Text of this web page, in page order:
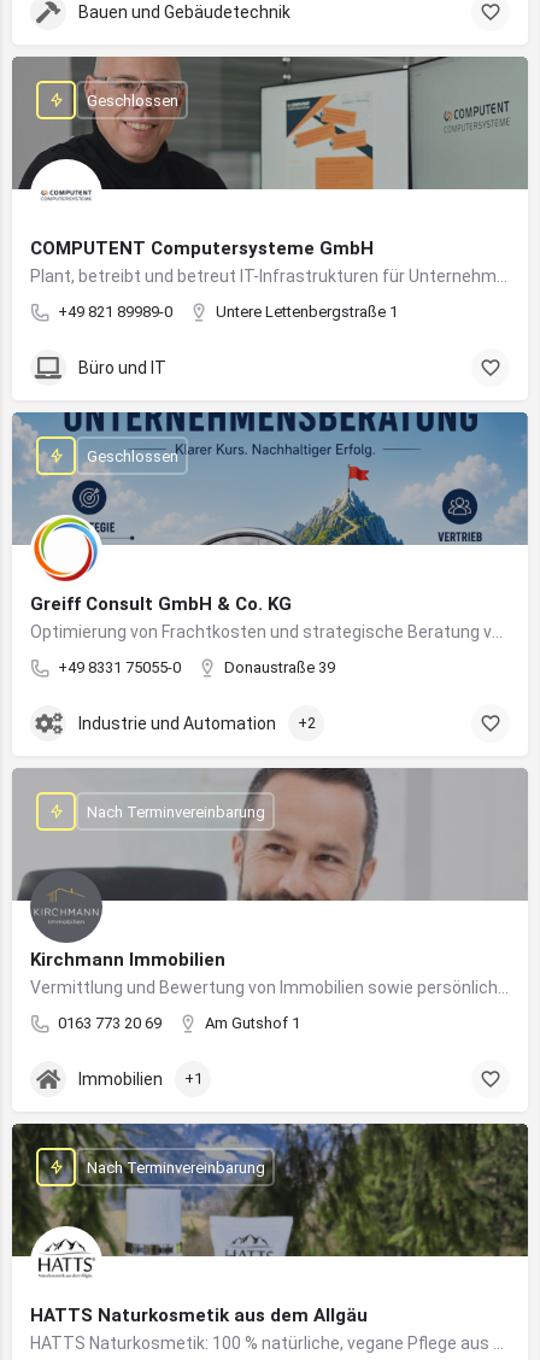
Bauen und Gebäudetechnik
COMPUTENT Computersysteme GmbH
+49 821 89989-0 Untere Lettenbergstraße 1
Geschlossen
Büro und IT
Greiff Consult GmbH & Co. KG
+49 8331 75055-0 Donaustraße 39
Geschlossen
Industrie und Automation +2
Kirchmann Immobilien
0163 773 20 69 Am Gutshof 1
Nach Terminvereinbarung
Immobilien +1
HATTS Naturkosmetik aus dem Allgäu
Nach Terminvereinbarung